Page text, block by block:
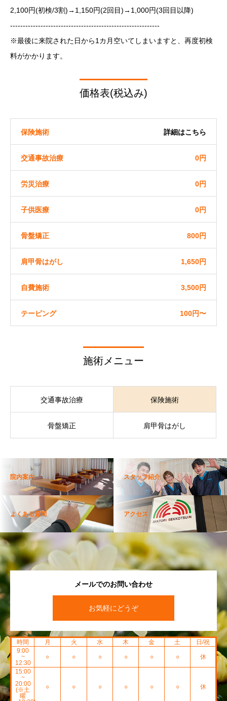
2,100円(初検/3割)→1,150円(2回目)→1,000円(3回目以降)
-----------------------------------------------------------
※最後に来院された日から1カ月空いてしまいますと、再度初検
料がかかります。
価格表(税込み)
保険施術 詳細はこちら
交通事故治療 0円
労災治療 0円
子供医療 0円
骨盤矯正 800円
肩甲骨はがし 1,650円
自費施術 3,500円
テーピング 100円〜
施術メニュー
交通事故治療 保険施術
骨盤矯正 肩甲骨はがし
院内案内 スタッフ紹介
よくある質問 アクセス
メールでのお問い合わせ
お気軽にどうぞ
時間 月 火 水 木 金 土
日/祝
9:00
~
12:30
○ ○ ○ ○ ○ ○ 休
15:00
~
20:00
(※土
曜
○ ○ ○ ○ ○ ○ 休